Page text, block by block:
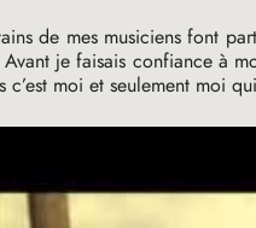
de mes musiciens font
je faisais confiance à
c’est moi et seulement moi